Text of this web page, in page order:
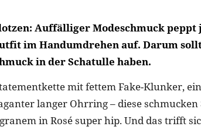
Auffälliger Modeschmuck peppt
im Handumdrehen auf. Darum
in der Schatulle haben.
mit fettem Fake-Klunker,
langer Ohrring – diese schmucken
in Rosé super hip. Und das trifft